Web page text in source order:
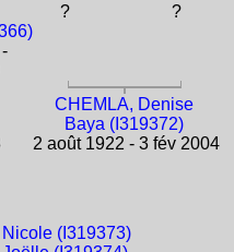
? ?
CHEMLA, Denise
Baya (I319372)
2 août 1922 - 3 fév 2004
Nicole (I319373)